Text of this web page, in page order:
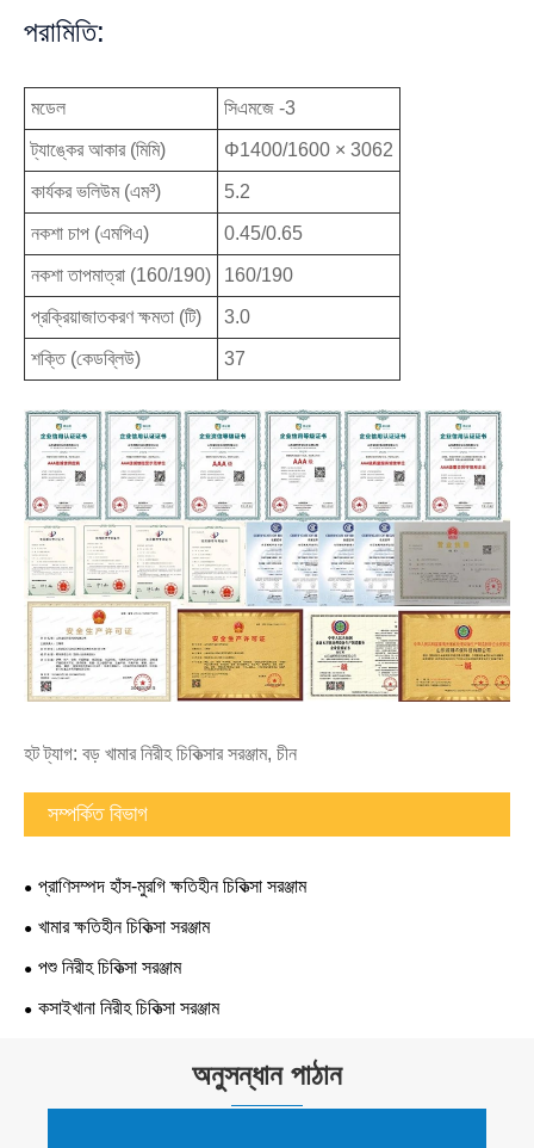
পরামিতি:
মডেল সিএমজে -3
ট্যাঙ্কের আকার (মিমি) Φ1400/1600 × 3062
কার্যকর ভলিউম (এম³) 5.2
নকশা চাপ (এমপিএ) 0.45/0.65
নকশা তাপমাত্রা (160/190) 160/190
প্রক্রিয়াজাতকরণ ক্ষমতা (টি) 3.0
শক্তি (কেডব্লিউ) 37
হট ট্যাগ: বড় খামার নিরীহ চিকিত্সার সরঞ্জাম, চীন
সম্পর্কিত বিভাগ
প্রাণিসম্পদ হাঁস-মুরগি ক্ষতিহীন চিকিত্সা সরঞ্জাম
খামার ক্ষতিহীন চিকিত্সা সরঞ্জাম
পশু নিরীহ চিকিত্সা সরঞ্জাম
কসাইখানা নিরীহ চিকিত্সা সরঞ্জাম
অনুসন্ধান পাঠান